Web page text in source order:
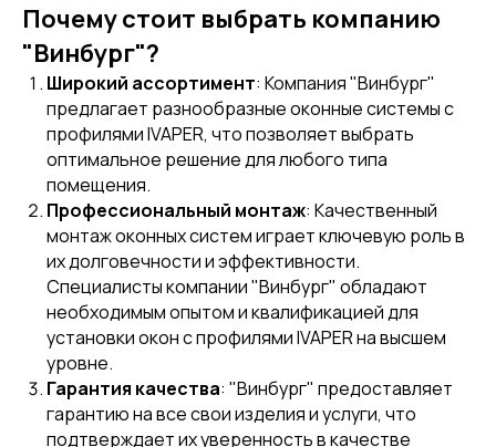
Почему стоит выбрать компанию
"Винбург"?
Широкий ассортимент: Компания "Винбург"
предлагает разнообразные оконные системы с
профилями IVAPER, что позволяет выбрать
оптимальное решение для любого типа
помещения.
Профессиональный монтаж: Качественный
монтаж оконных систем играет ключевую роль в
их долговечности и эффективности.
Специалисты компании "Винбург" обладают
необходимым опытом и квалификацией для
установки окон с профилями IVAPER на высшем
уровне.
Гарантия качества: "Винбург" предоставляет
гарантию на все свои изделия и услуги, что
подтверждает их уверенность в качестве